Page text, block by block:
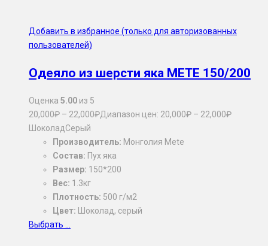
Добавить в избранное (только для авторизованных
пользователей)
Одеяло из шерсти яка METE 150/200
Оценка 5.00 из 5
20,000₽ – 22,000₽Диапазон цен: 20,000₽ – 22,000₽
ШоколадСерый
Производитель: Монголия Mete
Состав: Пух яка
Размер: 150*200
Вес: 1.3кг
Плотность: 500 г/м2
Цвет:
Шоколад, серый
Выбрать ...